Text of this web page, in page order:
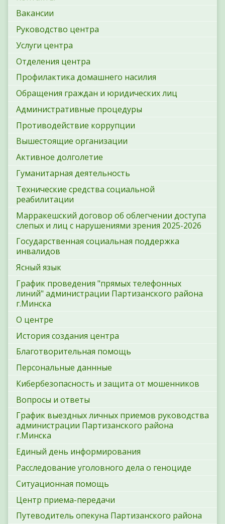
Вакансии
Руководство центра
Услуги центра
Отделения центра
Профилактика домашнего насилия
Обращения граждан и юридических лиц
Административные процедуры
Противодействие коррупции
Вышестоящие организации
Активное долголетие
Гуманитарная деятельность
Технические средства социальной
реабилитации
Марракешский договор об облегчении доступа
слепых и лиц с нарушениями зрения 2025-2026
Государственная социальная поддержка
инвалидов
Ясный язык
График проведения "прямых телефонных
линий" администрации Партизанского района
г.Минска
О центре
История создания центра
Благотворительная помощь
Персональные даннные
Кибербезопасность и защита от мошенников
Вопросы и ответы
График выездных личных приемов руководства
администрации Партизанского района
г.Минска
Единый день информирования
Расследование уголовного дела о геноциде
Ситуационная помощь
Центр приема-передачи
Путеводитель опекуна Партизанского района